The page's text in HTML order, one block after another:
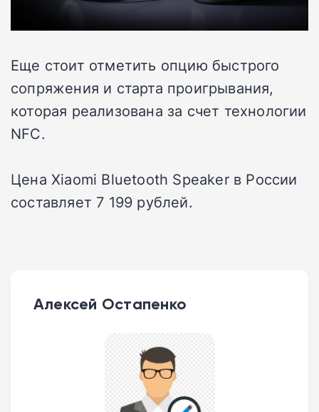
Еще стоит отметить опцию быстрого
сопряжения и старта проигрывания,
которая реализована за счет технологии
NFC.
Цена Xiaomi Bluetooth Speaker в России
составляет 7 199 рублей.
Алексей Остапенко